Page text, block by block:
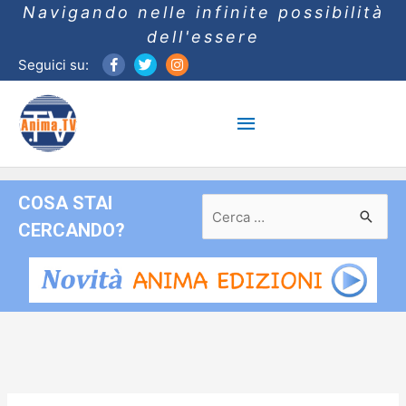
Navigando nelle infinite possibilità
dell'essere
Seguici su:
Menu
principale
COSA STAI
CERCANDO?
per: